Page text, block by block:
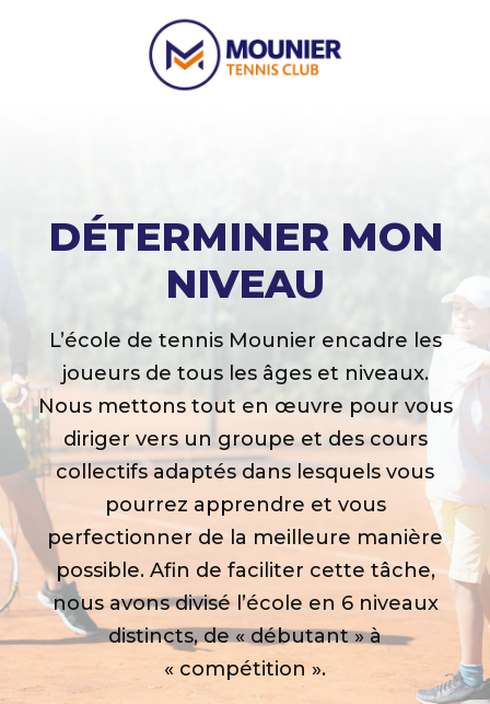
DÉTERMINER MON
NIVEAU
L’école de tennis Mounier encadre les
joueurs de tous les âges et niveaux.
Nous mettons tout en œuvre pour vous
diriger vers un groupe et des cours
collectifs adaptés dans lesquels vous
pourrez apprendre et vous
perfectionner de la meilleure manière
possible. Afin de faciliter cette tâche,
nous avons divisé l’école en 6 niveaux
distincts, de « débutant » à
« compétition ».